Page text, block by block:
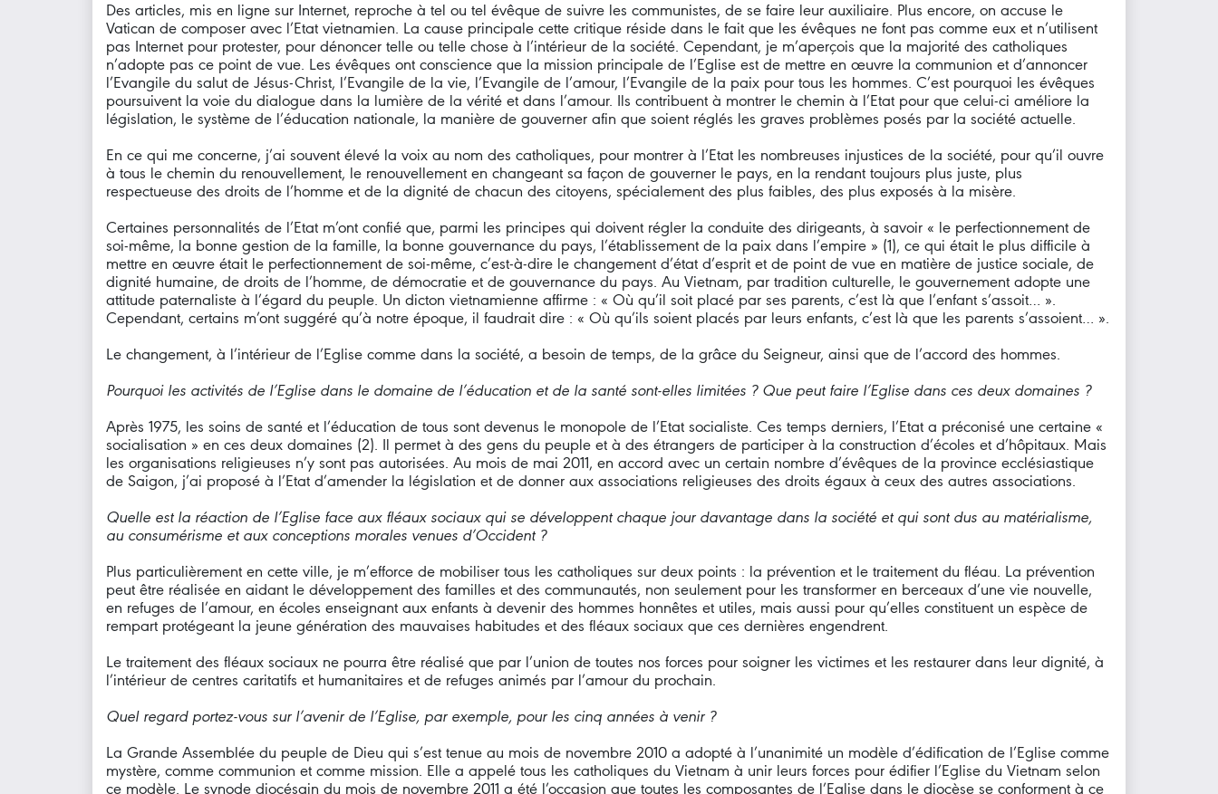
Des articles, mis en ligne sur Internet, reproche à tel ou tel évêque de suivre les communistes, de se faire leur auxiliaire. Plus encore, on accuse le
Vatican de composer avec l’Etat vietnamien. La cause principale cette critique réside dans le fait que les évêques ne font pas comme eux et n’utilisent
pas Internet pour protester, pour dénoncer telle ou telle chose à l’intérieur de la société. Cependant, je m’aperçois que la majorité des catholiques
n’adopte pas ce point de vue. Les évêques ont conscience que la mission principale de l’Eglise est de mettre en œuvre la communion et d’annoncer
l’Evangile du salut de Jésus-Christ, l’Evangile de la vie, l’Evangile de l’amour, l’Evangile de la paix pour tous les hommes. C’est pourquoi les évêques
poursuivent la voie du dialogue dans la lumière de la vérité et dans l’amour. Ils contribuent à montrer le chemin à l’Etat pour que celui-ci améliore la
législation, le système de l’éducation nationale, la manière de gouverner afin que soient réglés les graves problèmes posés par la société actuelle.
En ce qui me concerne, j’ai souvent élevé la voix au nom des catholiques, pour montrer à l’Etat les nombreuses injustices de la société, pour qu’il ouvre
à tous le chemin du renouvellement, le renouvellement en changeant sa façon de gouverner le pays, en la rendant toujours plus juste, plus
respectueuse des droits de l’homme et de la dignité de chacun des citoyens, spécialement des plus faibles, des plus exposés à la misère.
Certaines personnalités de l’Etat m’ont confié que, parmi les principes qui doivent régler la conduite des dirigeants, à savoir « le perfectionnement de
soi-même, la bonne gestion de la famille, la bonne gouvernance du pays, l’établissement de la paix dans l’empire » (1), ce qui était le plus difficile à
mettre en œuvre était le perfectionnement de soi-même, c’est-à-dire le changement d’état d’esprit et de point de vue en matière de justice sociale, de
dignité humaine, de droits de l’homme, de démocratie et de gouvernance du pays. Au Vietnam, par tradition culturelle, le gouvernement adopte une
attitude paternaliste à l’égard du peuple. Un dicton vietnamienne affirme : « Où qu’il soit placé par ses parents, c’est là que l’enfant s’assoit… ».
Cependant, certains m’ont suggéré qu’à notre époque, il faudrait dire : « Où qu’ils soient placés par leurs enfants, c’est là que les parents s’assoient… ».
Le changement, à l’intérieur de l’Eglise comme dans la société, a besoin de temps, de la grâce du Seigneur, ainsi que de l’accord des hommes.
Pourquoi les activités de l’Eglise dans le domaine de l’éducation et de la santé sont-elles limitées ? Que peut faire l’Eglise dans ces deux domaines ?
Après 1975, les soins de santé et l’éducation de tous sont devenus le monopole de l’Etat socialiste. Ces temps derniers, l’Etat a préconisé une certaine «
socialisation » en ces deux domaines (2). Il permet à des gens du peuple et à des étrangers de participer à la construction d’écoles et d’hôpitaux. Mais
les organisations religieuses n’y sont pas autorisées. Au mois de mai 2011, en accord avec un certain nombre d’évêques de la province ecclésiastique
de Saigon, j’ai proposé à l’Etat d’amender la législation et de donner aux associations religieuses des droits égaux à ceux des autres associations.
Quelle est la réaction de l’Eglise face aux fléaux sociaux qui se développent chaque jour davantage dans la société et qui sont dus au matérialisme,
au consumérisme et aux conceptions morales venues d’Occident ?
Plus particulièrement en cette ville, je m’efforce de mobiliser tous les catholiques sur deux points : la prévention et le traitement du fléau. La prévention
peut être réalisée en aidant le développement des familles et des communautés, non seulement pour les transformer en berceaux d’une vie nouvelle,
en refuges de l’amour, en écoles enseignant aux enfants à devenir des hommes honnêtes et utiles, mais aussi pour qu’elles constituent un espèce de
rempart protégeant la jeune génération des mauvaises habitudes et des fléaux sociaux que ces dernières engendrent.
Le traitement des fléaux sociaux ne pourra être réalisé que par l’union de toutes nos forces pour soigner les victimes et les restaurer dans leur dignité, à
l’intérieur de centres caritatifs et humanitaires et de refuges animés par l’amour du prochain.
Quel regard portez-vous sur l’avenir de l’Eglise, par exemple, pour les cinq années à venir ?
La Grande Assemblée du peuple de Dieu qui s’est tenue au mois de novembre 2010 a adopté à l’unanimité un modèle d’édification de l’Eglise comme
mystère, comme communion et comme mission. Elle a appelé tous les catholiques du Vietnam à unir leurs forces pour édifier l’Eglise du Vietnam selon
ce modèle. Le synode diocésain du mois de novembre 2011 a été l’occasion que toutes les composantes de l’Eglise dans le diocèse se conforment à ce